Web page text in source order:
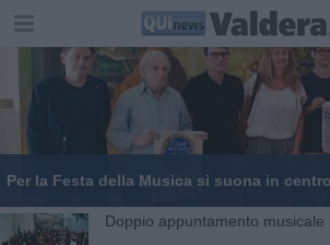
Per la Festa della Musica si suona in centro
Doppio appuntamento musicale